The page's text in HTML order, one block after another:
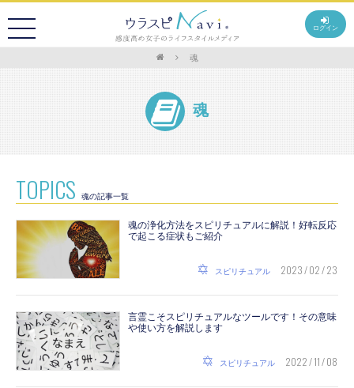
ログイン
魂
魂
TOPICS 魂の記事一覧
魂の浄化方法をスピリチュアルに解説！好転反応
で起こる症状もご紹介
スピリチュアル 2023 / 02 / 23
言霊こそスピリチュアルなツールです！その意味
や使い方を解説します
スピリチュアル 2022 / 11 / 08